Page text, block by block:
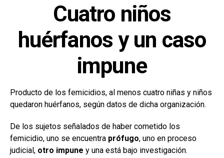
Cuatro niños
huérfanos y un caso
impune
Producto de los femicidios, al menos cuatro niñas y niños
quedaron huérfanos, según datos de dicha organización.
De los sujetos señalados de haber cometido los
femicidio, uno se encuentra prófugo, uno en proceso
judicial, otro impune y una está bajo investigación.